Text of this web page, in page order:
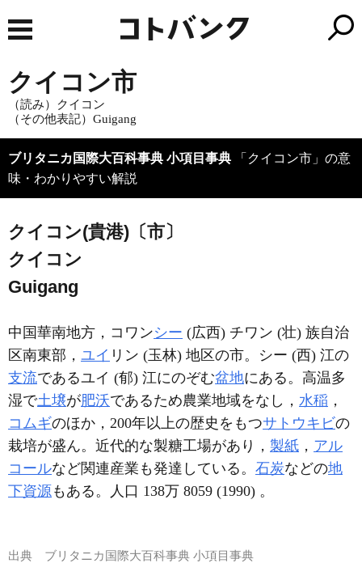
クイコン市
（読み）クイコン
（その他表記）Guigang
ブリタニカ国際大百科事典 小項目事典 「クイコン市」の意
味・わかりやすい解説
クイコン(貴港)〔市〕
クイコン
Guigang
中国華南地方，コワンシー (広西) チワン (壮) 族自治
区南東部， ユイ リン (玉林) 地区の市。シー (西) 江の
支流であるユイ (郁) 江にのぞむ盆地にある。高温多
湿で土壌が肥沃であるため農業地域をなし， 水稲 ，
コムギのほか，200年以上の歴史をもつサトウキビの
栽培が盛ん。近代的な製糖工場があり， 製紙 ， アル
コールなど関連産業も発達している。 石炭などの地
下資源もある。人口 138万 8059 (1990) 。
出典 ブリタニカ国際大百科事典 小項目事典